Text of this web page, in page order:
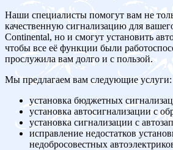
Наши специалисты помогут вам не
качественную сигнализацию для
Continental, но и смогут установить
чтобы все её функции были
прослужила вам долго и с пользой.
Мы предлагаем вам следующие услуги:
установка бюджетных
установка автосигнализации с
установка сигнализации с
исправление недостатков
недобросовестных